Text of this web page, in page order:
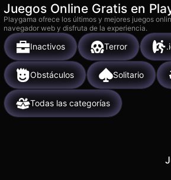
Juegos Online Gratis en
Playgama ofrece los últimos y mejores juegos
navegador web y disfruta de la experiencia.
Inactivos Terror
Obstáculos Solitario
Todas las categorías